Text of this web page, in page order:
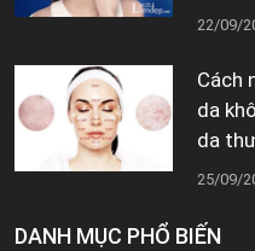
22/09/
Cách
da
da
25/09/
DANH MỤC PHỔ BIẾN